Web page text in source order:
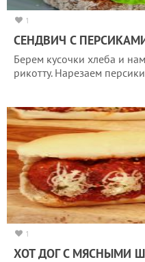
1
СЕНДВИЧ С
Берем кусочки хлеба и
рикотту. Нарезаем
1
ХОТ ДОГ С МЯСНЫМИ